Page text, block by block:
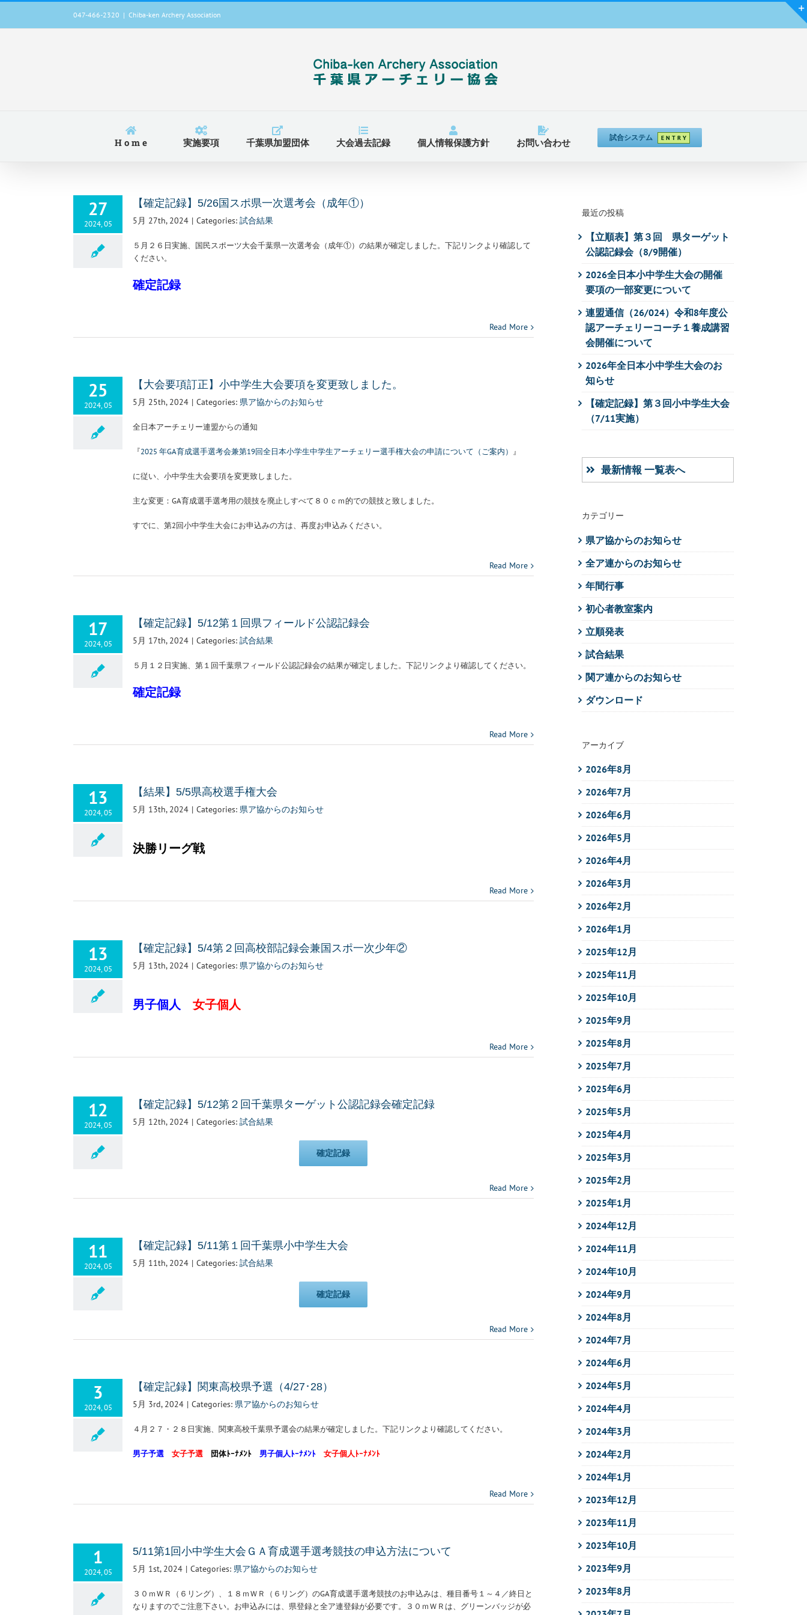
047-466-2320 | Chiba-ken Archery Association
H o m e 実施要項 千葉県加盟団体 大会過去記録 個人情報保護方針 お問い合わせ 試合システム E N T R Y
27
2024, 05
【確定記録】5/26国スポ県一次選考会（成年①）
5月 27th, 2024 | Categories: 試合結果
５月２６日実施、国民スポーツ大会千葉県一次選考会（成年①）の結果が確定しました。下記リンクより確認して
ください。
確定記録
Read More
25
2024, 05
【大会要項訂正】小中学生大会要項を変更致しました。
5月 25th, 2024 | Categories: 県ア協からのお知らせ
全日本アーチェリー連盟からの通知
『2025 年GA育成選手選考会兼第19回全日本小学生中学生アーチェリー選手権大会の申請について（ご案内） 』
に従い、小中学生大会要項を変更致しました。
主な変更：GA育成選手選考用の競技を廃止しすべて８０ｃｍ的での競技と致しました。
すでに、第2回小中学生大会にお申込みの方は、再度お申込みください。
Read More
17
2024, 05
【確定記録】5/12第１回県フィールド公認記録会
5月 17th, 2024 | Categories: 試合結果
５月１２日実施、第１回千葉県フィールド公認記録会の結果が確定しました。下記リンクより確認してください。
確定記録
Read More
13
2024, 05
【結果】5/5県高校選手権大会
5月 13th, 2024 | Categories: 県ア協からのお知らせ
決勝リーグ戦
Read More
13
2024, 05
【確定記録】5/4第２回高校部記録会兼国スポ一次少年②
5月 13th, 2024 | Categories: 県ア協からのお知らせ
男子個人 女子個人
Read More
12
2024, 05
【確定記録】5/12第２回千葉県ターゲット公認記録会確定記録
5月 12th, 2024 | Categories: 試合結果
確定記録
Read More
11
2024, 05
【確定記録】5/11第１回千葉県小中学生大会
5月 11th, 2024 | Categories: 試合結果
確定記録
Read More
3
2024, 05
【確定記録】関東高校県予選（4/27･28）
5月 3rd, 2024 | Categories: 県ア協からのお知らせ
４月２７・２８日実施、関東高校千葉県予選会の結果が確定しました。下記リンクより確認してください。
男子予選 女子予選 団体ﾄｰﾅﾒﾝﾄ 男子個人ﾄｰﾅﾒﾝﾄ 女子個人ﾄｰﾅﾒﾝﾄ
Read More
1
2024, 05
5/11第1回小中学生大会ＧＡ育成選手選考競技の申込方法について
5月 1st, 2024 | Categories: 県ア協からのお知らせ
３０ｍＷＲ（６リング）、１８ｍＷＲ（６リング）のGA育成選手選考競技のお申込みは、種目番号１～４／終日と
なりますのでご注意下さい。お申込みには、県登録と全ア連登録が必要です。３０ｍＷＲは、グリーンバッジが必
最近の投稿
【立順表】第３回 県ターゲット
公認記録会（8/9開催）
2026全日本小中学生大会の開催
要項の一部変更について
連盟通信（26/024）令和8年度公
認アーチェリーコーチ１養成講習
会開催について
2026年全日本小中学生大会のお
知らせ
【確定記録】第３回小中学生大会
（7/11実施）
最新情報 一覧表へ
カテゴリー
県ア協からのお知らせ
全ア連からのお知らせ
年間行事
初心者教室案内
立順発表
試合結果
関ア連からのお知らせ
ダウンロード
アーカイブ
2026年8月
2026年7月
2026年6月
2026年5月
2026年4月
2026年3月
2026年2月
2026年1月
2025年12月
2025年11月
2025年10月
2025年9月
2025年8月
2025年7月
2025年6月
2025年5月
2025年4月
2025年3月
2025年2月
2025年1月
2024年12月
2024年11月
2024年10月
2024年9月
2024年8月
2024年7月
2024年6月
2024年5月
2024年4月
2024年3月
2024年2月
2024年1月
2023年12月
2023年11月
2023年10月
2023年9月
2023年8月